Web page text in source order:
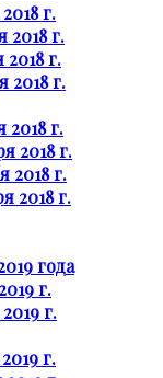
г.
2018 г.
г.
2018 г.
2018 г.
2018 г.
2018 г.
2018 г.
года
г.
г.
г.